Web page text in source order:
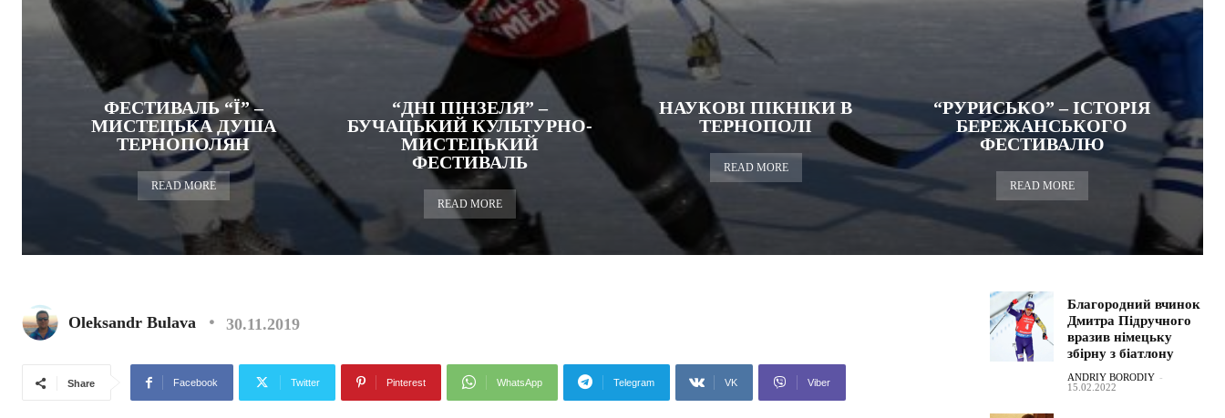
ФЕСТИВАЛЬ “Ї” –
МИСТЕЦЬКА ДУША
ТЕРНОПОЛЯН
READ MORE
“ДНІ ПІНЗЕЛЯ” –
БУЧАЦЬКИЙ КУЛЬТУРНО-
МИСТЕЦЬКИЙ
ФЕСТИВАЛЬ
READ MORE
НАУКОВІ ПІКНІКИ В
ТЕРНОПОЛІ
READ MORE
“РУРИСЬКО” – ІСТОРІЯ
БЕРЕЖАНСЬКОГО
ФЕСТИВАЛЮ
READ MORE
Oleksandr Bulava 30.11.2019
Share Facebook Twitter Pinterest WhatsApp Telegram VK Viber
Благородний вчинок
Дмитра Підручного
вразив німецьку
збірну з біатлону
ANDRIY BORODIY -
15.02.2022